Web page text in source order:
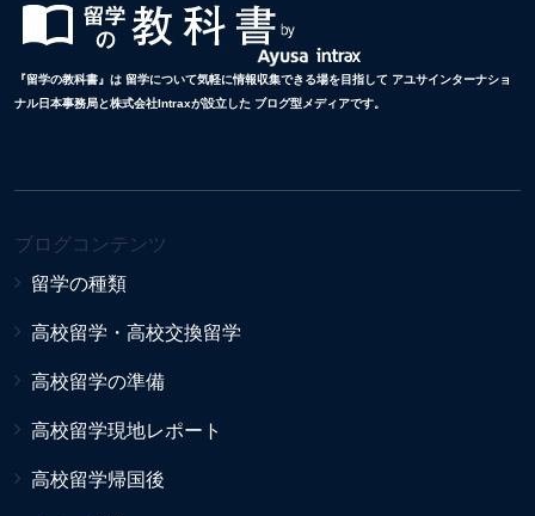
『留学の教科書』は 留学について気軽に情報収集できる場を目指して アユサインターナショ
ナル日本事務局と株式会社Intraxが設立した ブログ型メディアです。
ブログコンテンツ
留学の種類
高校留学・高校交換留学
高校留学の準備
高校留学現地レポート
高校留学帰国後